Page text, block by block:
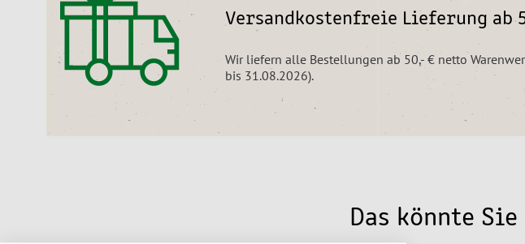
Versandkostenfreie Lieferung ab
Wir liefern alle Bestellungen ab 50,- € netto
bis 31.08.2026).
Das könnte